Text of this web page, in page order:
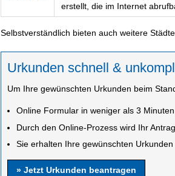
erstellt, die im Internet
Selbstverständlich bieten auch weitere
Urkunden schnell &
Um Ihre gewünschten Urkunden beim
Online Formular in weniger als 3
Durch den Online-Prozess wird Ihr
Sie erhalten Ihre gewünschten
» Jetzt Urkunden beantragen